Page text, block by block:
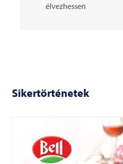
élvezhessen
Sikertörténetek